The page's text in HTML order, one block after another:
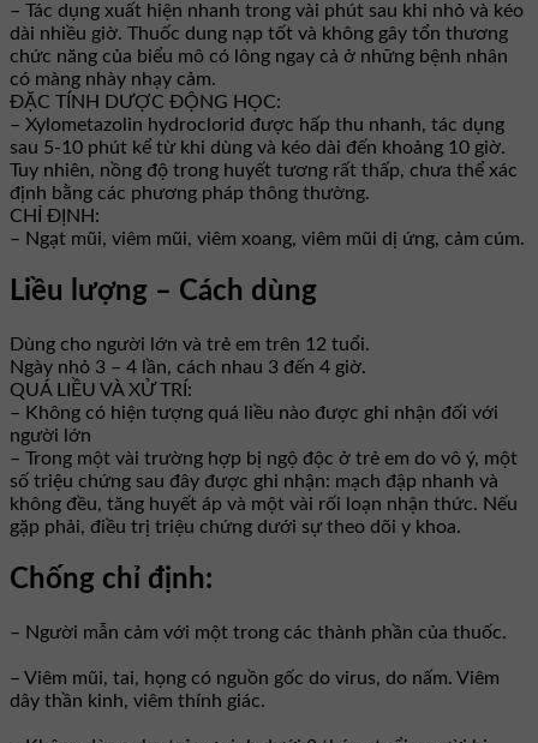
– Tác dụng xuất hiện nhanh trong vài phút sau khi nhỏ và kéo
dài nhiều giờ. Thuốc dung nạp tốt và không gây tổn thương
chức năng của biểu mô có lông ngay cả ở những bệnh nhân
có màng nhày nhạy cảm.
ĐẶC TÍNH DƯỢC ĐỘNG HỌC:
– Xylometazolin hydroclorid được hấp thu nhanh, tác dụng
sau 5-10 phút kể từ khi dùng và kéo dài đến khoảng 10 giờ.
Tuy nhiên, nồng độ trong huyết tương rất thấp, chưa thể xác
định bằng các phương pháp thông thường.
CHỈ ĐỊNH:
– Ngạt mũi, viêm mũi, viêm xoang, viêm mũi dị ứng, cảm cúm.
Liều lượng – Cách dùng
Dùng cho người lớn và trẻ em trên 12 tuổi.
Ngày nhỏ 3 – 4 lần, cách nhau 3 đến 4 giờ.
QUÁ LIỀU VÀ XỬ TRÍ:
– Không có hiện tượng quá liều nào được ghi nhận đối với
người lớn
– Trong một vài trường hợp bị ngộ độc ở trẻ em do vô ý, một
số triệu chứng sau đây được ghi nhận: mạch đập nhanh và
không đều, tăng huyết áp và một vài rối loạn nhận thức. Nếu
gặp phải, điều trị triệu chứng dưới sự theo dõi y khoa.
Chống chỉ định:
– Người mẫn cảm với một trong các thành phần của thuốc.
– Viêm mũi, tai, họng có nguồn gốc do virus, do nấm. Viêm
dây thần kinh, viêm thính giác.